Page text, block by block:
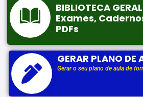
BIBLIOTECA
Exames,
PDFs
GERAR PLANO
Gerar o seu plano de aula de